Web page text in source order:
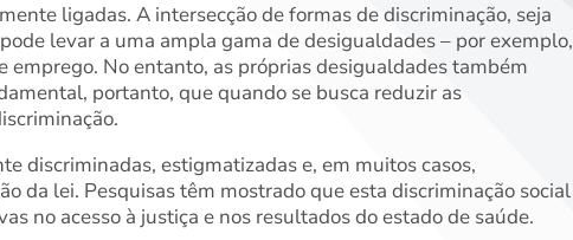
ligadas. A intersecção de formas de discriminação, seja
levar a uma ampla gama de desigualdades – por exemplo,
emprego. No entanto, as próprias desigualdades também
portanto, que quando se busca reduzir as
discriminadas, estigmatizadas e, em muitos casos,
da lei. Pesquisas têm mostrado que esta discriminação social
no acesso à justiça e nos resultados do estado de saúde.